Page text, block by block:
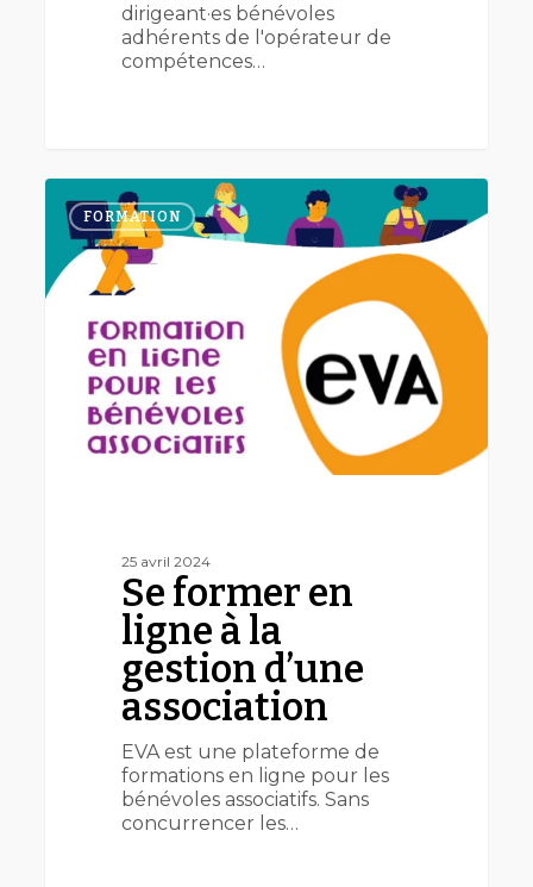
dirigeant·es bénévoles
adhérents de l'opérateur de
compétences…
Se
former
en
ligne
à
gestion
d’une
association
FORMATION
25 avril 2024
Se former en
ligne à la
gestion d’une
association
EVA est une plateforme de
formations en ligne pour les
bénévoles associatifs. Sans
concurrencer les…